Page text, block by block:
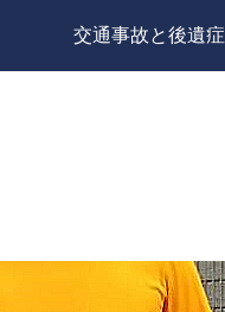
交通事故と後遺症